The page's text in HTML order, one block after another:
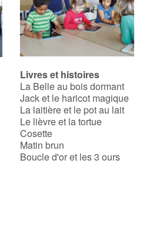
Livres et histoires
La Belle au bois dormant
Jack et le haricot magique
La laitière et le pot au lait
Le lièvre et la tortue
Cosette
Matin brun
Boucle d'or et les 3 ours